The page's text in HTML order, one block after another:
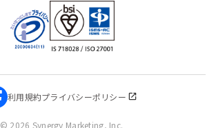
利用規約プライバシーポリシー
© 2026 Synergy Marketing, Inc.